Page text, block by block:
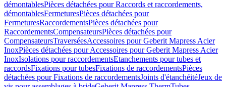
démontablesPièces détachées pour Raccords et raccordements,
démontablesFermeturesPièces détachées pour
FermeturesRaccordementsPièces détachées pour
RaccordementsCompensateursPièces détachées pour
CompensateursTraverséesAccessoires pour Geberit Mapress Acier
InoxPièces détachées pour Accessoires pour Geberit Mapress Acier
InoxIsolations pour raccordementsEtanchements pour tubes et
raccordsFixations pour tubesFixations de raccordementsPièces
détachées pour Fixations de raccordementsJoints d'étanchéitéJeux de